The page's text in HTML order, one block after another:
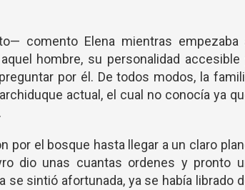
comento Elena mientras empezaba
hombre, su personalidad accesible
por él. De todos modos, la
actual, el cual no conocía ya
por el bosque hasta llegar a un claro
dio unas cuantas ordenes y pronto
se sintió afortunada, ya se había librado